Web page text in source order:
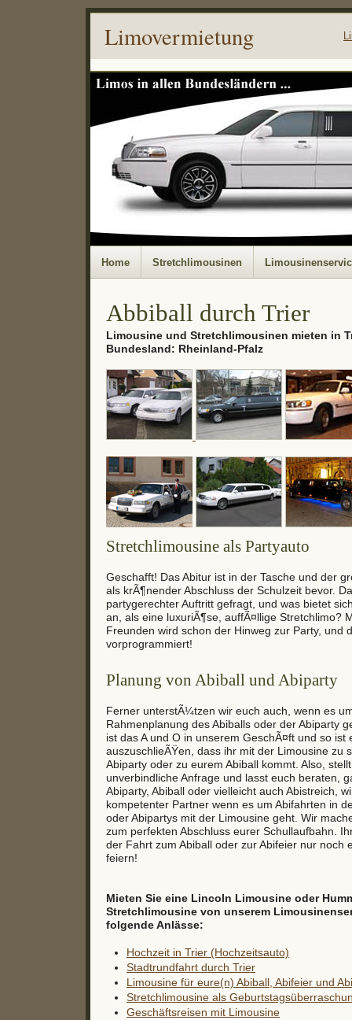
Limovermietung
Home Stretchlimousinen
Abbiball durch Trier
Limousine und Stretchlimousinen mieten in
Bundesland: Rheinland-Pfalz
Stretchlimousine als Partyauto
Geschafft! Das Abitur ist in der Tasche und der
als krÃ¶nender Abschluss der Schulzeit bevor.
partygerechter Auftritt gefragt, und was bietet
an, als eine luxuriÃ¶se, auffÃ¤llige Stretchlimo?
Freunden wird schon der Hinweg zur Party, und
vorprogrammiert!
Planung von Abiball und Abiparty
Ferner unterstÃ¼tzen wir euch auch, wenn es
Rahmenplanung des Abiballs oder der Abiparty
ist das A und O in unserem GeschÃ¤ft und so ist
auszuschlieÃŸen, dass ihr mit der Limousine zu
Abiparty oder zu eurem Abiball kommt. Also,
unverbindliche Anfrage und lasst euch beraten,
Abiparty, Abiball oder vielleicht auch Abistreich,
kompetenter Partner wenn es um Abifahrten in
oder Abipartys mit der Limousine geht. Wir
zum perfekten Abschluss eurer Schullaufbahn.
der Fahrt zum Abiball oder zur Abifeier nur noch
feiern!
Mieten Sie eine Lincoln Limousine oder
Stretchlimousine von unserem
folgende Anlässe:
Hochzeit in Trier (Hochzeitsauto)
Stadtrundfahrt durch Trier
Limousine für eure(n) Abiball, Abifeier und
Stretchlimousine als
Geschäftsreisen mit Limousine